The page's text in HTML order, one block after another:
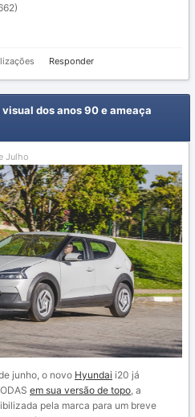
Responder
dos anos 90 e ameaça
Julho
junho, o novo Hyundai i20 já
em sua versão de topo , a
pela marca para um breve